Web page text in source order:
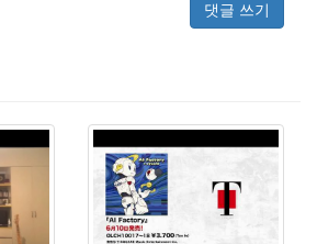
댓글 쓰기